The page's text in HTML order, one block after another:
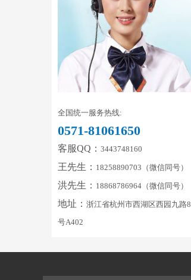
全国统一服务热线:
0571-81061650
客服QQ： 3443748160
王先生： 18258890703（微信同号）
洪先生： 18868786964（微信同号）
地址： 浙江省杭州市西湖区西园九路8
号A402